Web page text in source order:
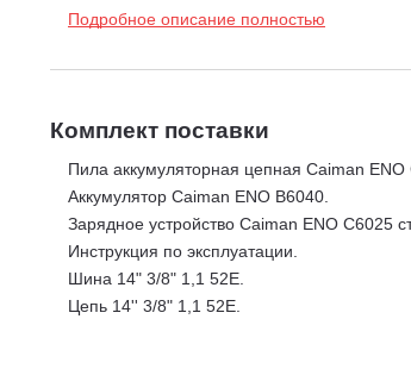
Подробное описание полностью
Комплект поставки
Пила аккумуляторная цепная Caiman ENO
Аккумулятор Caiman ENO B6040.
Зарядное устройство Caiman ENO C6025
Инструкция по эксплуатации.
Шина 14" 3/8" 1,1 52E.
Цепь 14'' 3/8" 1,1 52E.